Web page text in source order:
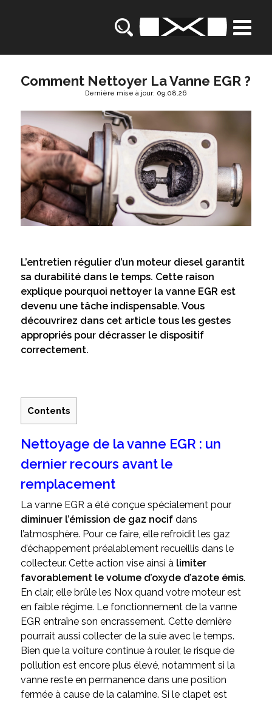
Comment Nettoyer La Vanne EGR ?
Dernière mise à jour: 09.08.26
L’entretien régulier d’un moteur diesel garantit
sa durabilité dans le temps. Cette raison
explique pourquoi nettoyer la vanne EGR est
devenu une tâche indispensable. Vous
découvrirez dans cet article tous les gestes
appropriés pour décrasser le dispositif
correctement.
Contents
Nettoyage de la vanne EGR : un
dernier recours avant le
remplacement
La vanne EGR a été conçue spécialement pour
diminuer l’émission de gaz nocif dans
l’atmosphère. Pour ce faire, elle refroidit les gaz
d’échappement préalablement recueillis dans le
collecteur. Cette action vise ainsi à limiter
favorablement le volume d’oxyde d’azote émis.
En clair, elle brûle les Nox quand votre moteur est
en faible régime. Le fonctionnement de la vanne
EGR entraîne son encrassement. Cette dernière
pourrait aussi collecter de la suie avec le temps.
Bien que la voiture continue à rouler, le risque de
pollution est encore plus élevé, notamment si la
vanne reste en permanence dans une position
fermée à cause de la calamine. Si le clapet est